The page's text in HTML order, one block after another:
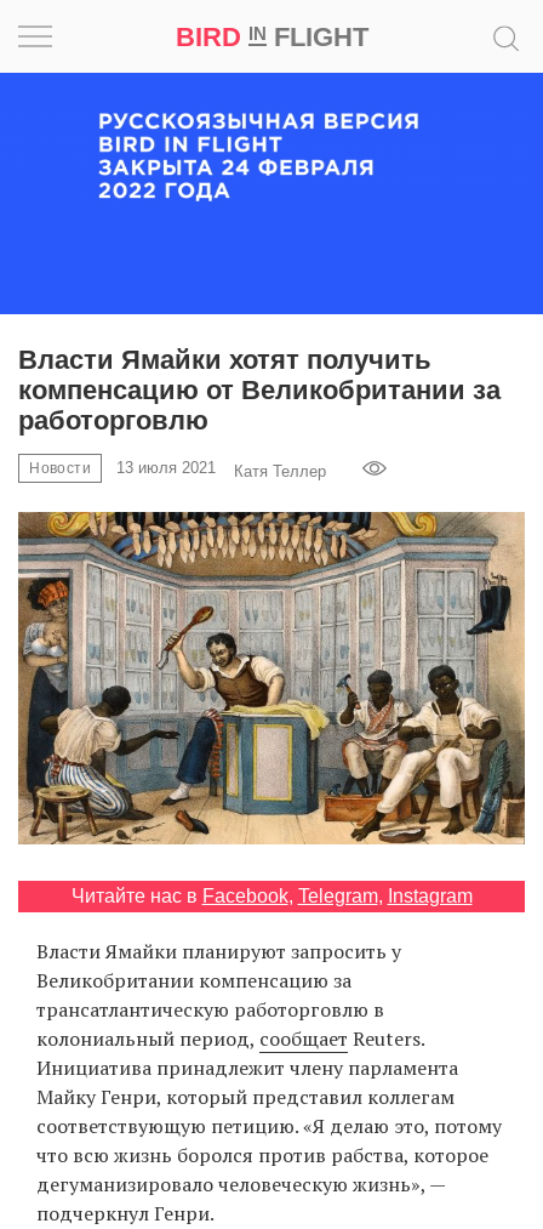
BIRD INFLIGHT
Власти Ямайки хотят получить
компенсацию от Великобритании за
работорговлю
Новости 13 июля 2021 Катя Теллер
Читайте нас в Facebook, Telegram, Instagram
Власти Ямайки планируют запросить у
Великобритании компенсацию за
трансатлантическую работорговлю в
колониальный период, сообщает Reuters.
Инициатива принадлежит члену парламента
Майку Генри, который представил коллегам
соответствующую петицию. «Я делаю это, потому
что всю жизнь боролся против рабства, которое
дегуманизировало человеческую жизнь», —
подчеркнул Генри.